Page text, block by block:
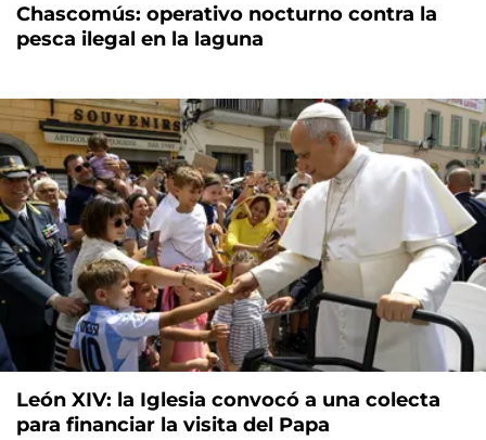
Chascomús: operativo nocturno contra la
pesca ilegal en la laguna
León XIV: la Iglesia convocó a una colecta
para financiar la visita del Papa